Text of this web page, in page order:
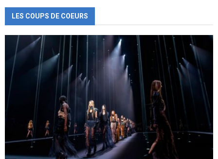
LES COUPS DE COEURS